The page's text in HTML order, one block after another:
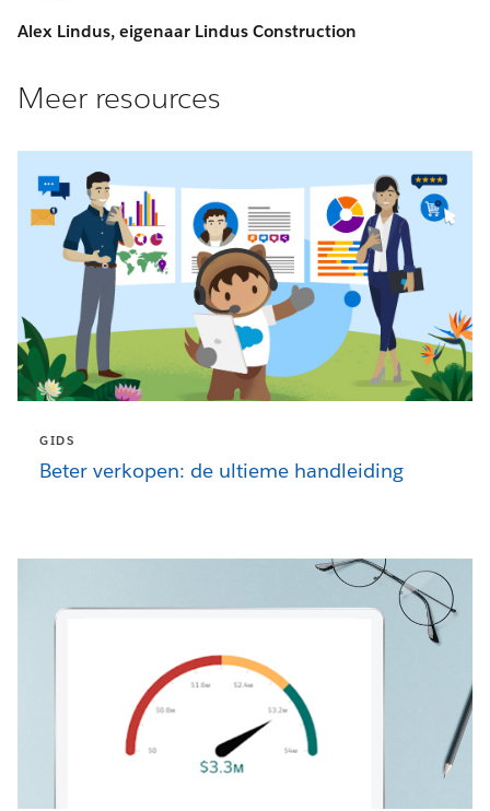
Alex Lindus, eigenaar Lindus Construction
Meer resources
GIDS
Beter verkopen: de ultieme handleiding